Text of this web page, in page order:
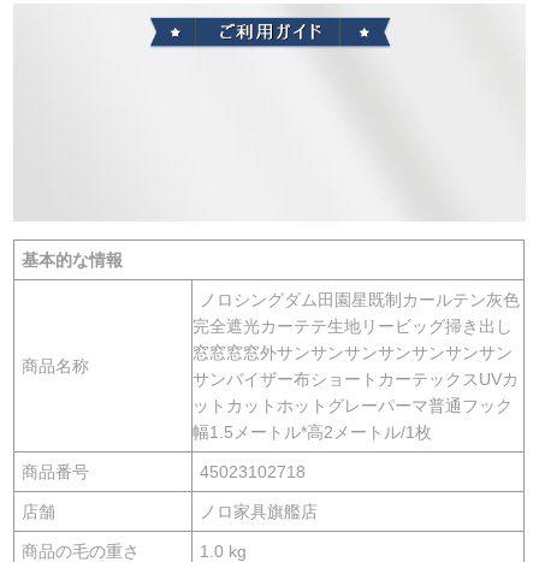
基本的な情報
商品名称
ノロシングダム田園星既制カールテン灰色
完全遮光カーテテ生地リービッグ掃き出し
窓窓窓窓外サンサンサンサンサンサンサン
サンバイザー布ショートカーテックスUVカ
ットカットホットグレーパーマ普通フック
幅1.5メートル*高2メートル/1枚
商品番号 45023102718
店舗 ノロ家具旗艦店
商品の毛の重さ 1.0 kg